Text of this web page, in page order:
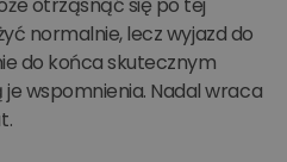
normalnie, lecz wyjazd do
do końca skutecznym
wspomnienia. Nadal wraca